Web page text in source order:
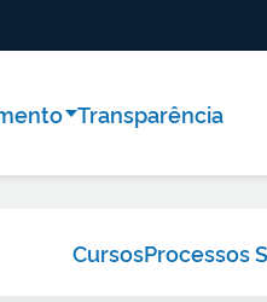
Transparência
CursosProcessos